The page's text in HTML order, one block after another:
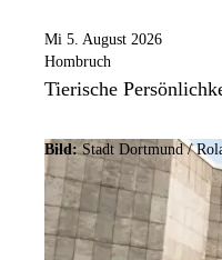
Mi 5. August 2026
Hombruch
Tierische
Bild:Stadt Dortmund /